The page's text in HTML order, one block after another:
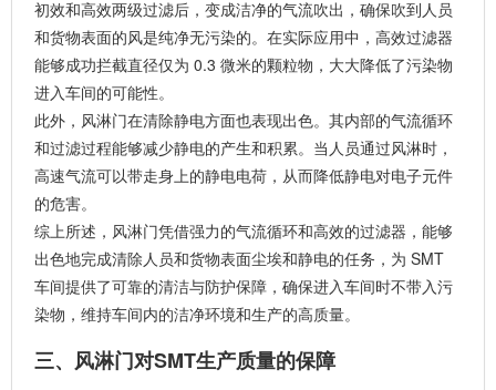
初效和高效两级过滤后，变成洁净的气流吹出，确保吹到人员
和货物表面的风是纯净无污染的。在实际应用中，高效过滤器
能够成功拦截直径仅为 0.3 微米的颗粒物，大大降低了污染物
进入车间的可能性。
此外，风淋门在清除静电方面也表现出色。其内部的气流循环
和过滤过程能够减少静电的产生和积累。当人员通过风淋时，
高速气流可以带走身上的静电电荷，从而降低静电对电子元件
的危害。
综上所述，风淋门凭借强力的气流循环和高效的过滤器，能够
出色地完成清除人员和货物表面尘埃和静电的任务，为 SMT
车间提供了可靠的清洁与防护保障，确保进入车间时不带入污
染物，维持车间内的洁净环境和生产的高质量。
三、风淋门对SMT生产质量的保障